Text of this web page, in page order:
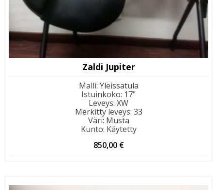
Zaldi Jupiter
Malli: Yleissatula
Istuinkoko: 17"
Leveys: XW
Merkitty leveys: 33
Väri: Musta
Kunto: Käytetty
850,00 €